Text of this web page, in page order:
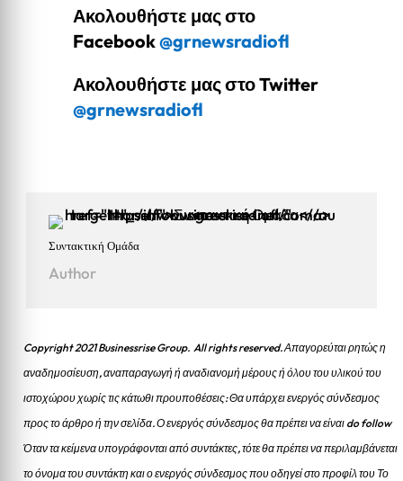
Ακολουθήστε μας στο
Facebook@grnewsradiofl
Ακολουθήστε μας στο Twitter
@grnewsradiofl
Συντακτική Ομάδα
Author
Copyright 2021 Businessrise Group. All rights reserved. Απαγορεύται ρητώς η
αναδημοσίευση, αναπαραγωγή ή αναδιανομή μέρους ή όλου του υλικού του
ιστοχώρου χωρίς τις κάτωθι προυποθέσεις: Θα υπάρχει ενεργός σύνδεσμος
προς το άρθρο ή την σελίδα.Ο ενεργός σύνδεσμος θα πρέπει να είναι do follow
Όταν τα κείμενα υπογράφονται από συντάκτες, τότε θα πρέπει να περιλαμβάνεται
το όνομα του συντάκτη και ο ενεργός σύνδεσμος που οδηγεί στο προφίλ του Το